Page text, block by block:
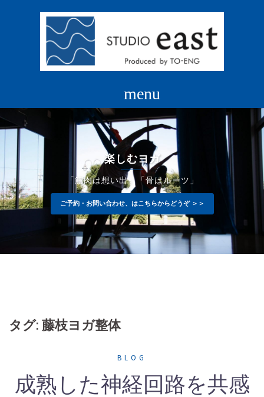
キ
楽しむヨガ
「筋肉は想い出」「骨はルーツ」
ご予約・お問い合わせ、はこちらからどうぞ ＞＞
タグ: 藤枝ヨガ整体
BLOG
成熟した神経回路を共感